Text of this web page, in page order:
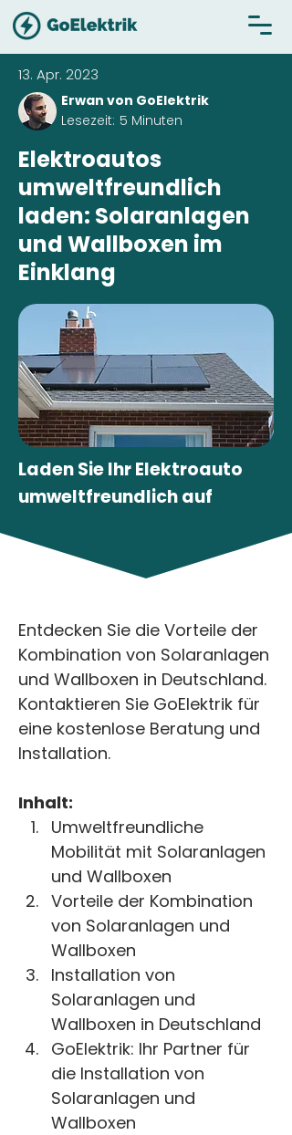
13. Apr. 2023
Erwan von GoElektrik
Lesezeit: 5 Minuten
Elektroautos
umweltfreundlich
laden: Solaranlagen
und Wallboxen im
Einklang
Laden Sie Ihr Elektroauto
umweltfreundlich auf
< Alle Artikeln
Entdecken Sie die Vorteile der
Kombination von Solaranlagen
und Wallboxen in Deutschland.
Kontaktieren Sie GoElektrik für
eine kostenlose Beratung und
Installation.
Inhalt:
Umweltfreundliche
Mobilität mit Solaranlagen
und Wallboxen
Vorteile der Kombination
von Solaranlagen und
Wallboxen
Installation von
Solaranlagen und
Wallboxen in Deutschland
GoElektrik: Ihr Partner für
die Installation von
Solaranlagen und
Wallboxen